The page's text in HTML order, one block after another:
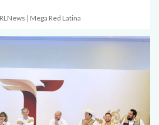
| Mega Red Latina